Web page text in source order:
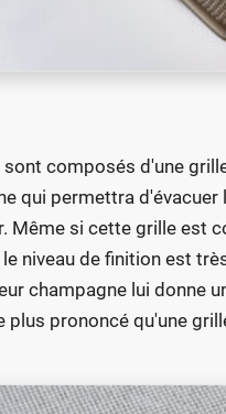
composés d'une
qui permettra d'évacuer
Même si cette grille est
niveau de finition est
champagne lui donne
plus prononcé qu'une